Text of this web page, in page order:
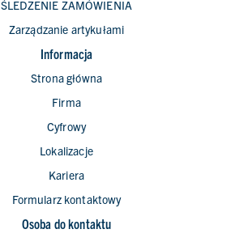
ŚLEDZENIE ZAMÓWIENIA
Zarządzanie artykułami
Informacja
Strona główna
Firma
Cyfrowy
Lokalizacje
Kariera
Formularz kontaktowy
Osoba do kontaktu